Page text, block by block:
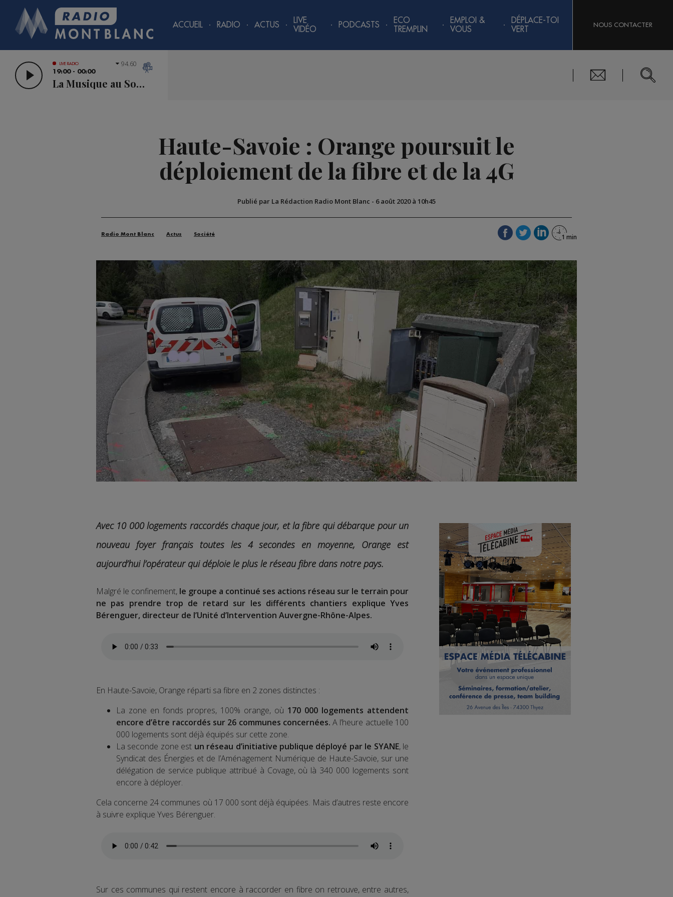
ACCUEIL RADIO ACTUS
LIVE
VIDÉO
PODCASTS
ECO
TREMPLIN
EMPLOI &
VOUS
DÉPLACE-TOI
VERT
NOUS CONTACTER
LIVE RADIO
19:00 - 00:00
La Musique au Sommet
94.60
Haute-Savoie : Orange poursuit le
déploiement de la fibre et de la 4G
Publié par La Rédaction Radio Mont Blanc - 6 août 2020 à 10h45
Radio Mont Blanc Actus Société
Avec 10 000 logements raccordés chaque jour, et la fibre qui débarque pour un
nouveau foyer français toutes les 4 secondes en moyenne, Orange est
aujourd’hui l’opérateur qui déploie le plus le réseau fibre dans notre pays.
Malgré le confinement, le groupe a continué ses actions réseau sur le terrain pour
ne pas prendre trop de retard sur les différents chantiers explique Yves
Bérenguer, directeur de l’Unité d’Intervention Auvergne-Rhône-Alpes.
En Haute-Savoie, Orange réparti sa fibre en 2 zones distinctes :
La zone en fonds propres, 100% orange, où 170 000 logements attendent
encore d’être raccordés sur 26 communes concernées. A l’heure actuelle 100
000 logements sont déjà équipés sur cette zone.
La seconde zone est un réseau d’initiative publique déployé par le SYANE, le
Syndicat des Énergies et de l’Aménagement Numérique de Haute-Savoie, sur une
délégation de service publique attribué à Covage, où là 340 000 logements sont
encore à déployer.
Cela concerne 24 communes où 17 000 sont déjà équipées. Mais d’autres reste encore
à suivre explique Yves Bérenguer.
Sur ces communes qui restent encore à raccorder en fibre on retrouve, entre autres,